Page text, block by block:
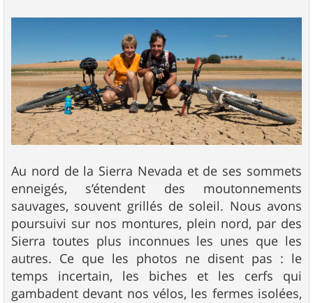
Au nord de la Sierra Nevada et de ses sommets
enneigés, s’étendent des moutonnements
sauvages, souvent grillés de soleil. Nous avons
poursuivi sur nos montures, plein nord, par des
Sierra toutes plus inconnues les unes que les
autres. Ce que les photos ne disent pas : le
temps incertain, les biches et les cerfs qui
gambadent devant nos vélos, les fermes isolées,